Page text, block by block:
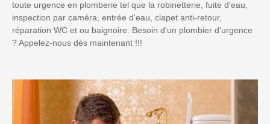
toute urgence en plomberie tel que la robinetterie, fuite d'eau,
inspection par caméra, entrée d'eau, clapet anti-retour,
réparation WC et ou baignoire. Besoin d'un plombier d'urgence
? Appelez-nous dès maintenant !!!